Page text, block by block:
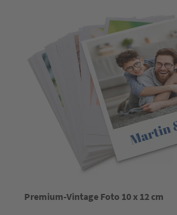
Premium-Vintage Foto 10 x 12 cm